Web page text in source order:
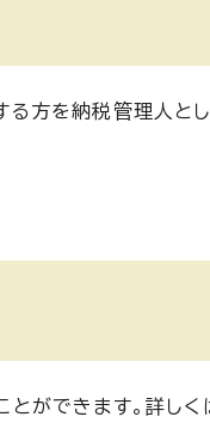
方を納税管理人と
ができます。詳し